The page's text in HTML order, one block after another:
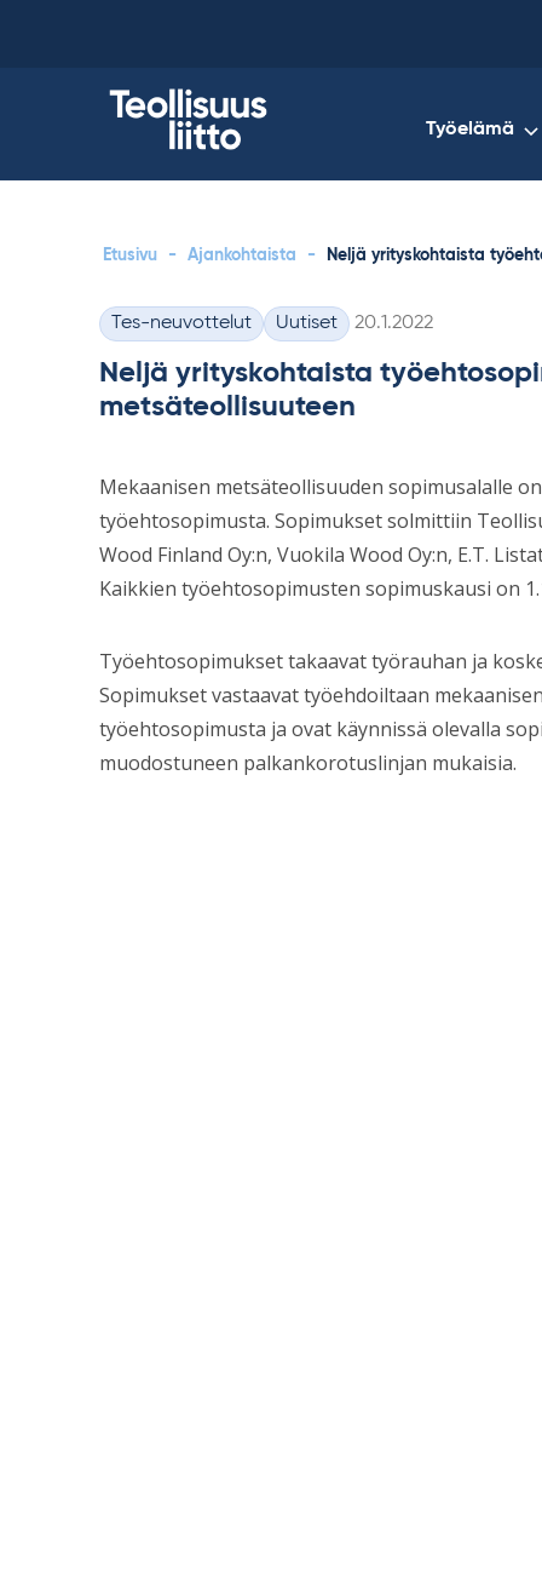
Työelämä
Etusivu - Ajankohtaista - Neljä yrityskohtaista
Kategoriat
Tes-neuvottelut Uutiset Kirjoitettu
20.1.2022
Neljä yrityskohtaista
metsäteollisuuteen
Mekaanisen metsäteollisuuden sopimusalalle
työehtosopimusta. Sopimukset solmittiin
Wood Finland Oy:n, Vuokila Wood Oy:n, E.T.
Kaikkien työehtosopimusten sopimuskausi on
Työehtosopimukset takaavat työrauhan ja
Sopimukset vastaavat työehdoiltaan
työehtosopimusta ja ovat käynnissä olevalla
muodostuneen palkankorotuslinjan mukaisia.